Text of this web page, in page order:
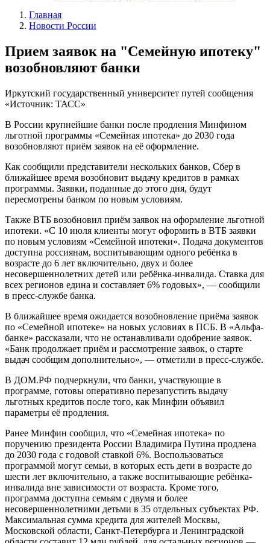
Главная
Новости России
Прием заявок на "Семейную ипотеку"
возобновляют банки
Иркутский государственный университет путей сообщения
«Источник: ТАСС»
В России крупнейшие банки после продления Минфином
льготной программы «Семейная ипотека» до 2030 года
возобновляют приём заявок на её оформление.
Как сообщили представители нескольких банков, Сбер в
ближайшее время возобновит выдачу кредитов в рамках
программы. Заявки, поданные до этого дня, будут
пересмотрены банком по новым условиям.
Также ВТБ возобновил приём заявок на оформление льготной
ипотеки. «С 10 июля клиенты могут оформить в ВТБ заявки
по новым условиям «Семейной ипотеки». Подача документов
доступна россиянам, воспитывающим одного ребёнка в
возрасте до 6 лет включительно, двух и более
несовершеннолетних детей или ребёнка-инвалида. Ставка для
всех регионов едина и составляет 6% годовых», — сообщили
в пресс-службе банка.
В ближайшее время ожидается возобновление приёма заявок
по «Семейной ипотеке» на новых условиях в ПСБ. В «Альфа-
банке» рассказали, что не останавливали одобрение заявок.
«Банк продолжает приём и рассмотрение заявок, о старте
выдач сообщим дополнительно», — отметили в пресс-службе.
В ДОМ.РФ подчеркнули, что банки, участвующие в
программе, готовы оперативно перезапустить выдачу
льготных кредитов после того, как Минфин объявил
параметры её продления.
Ранее Минфин сообщил, что «Семейная ипотека» по
поручению президента России Владимира Путина продлена
до 2030 года с годовой ставкой 6%. Воспользоваться
программой могут семьи, в которых есть дети в возрасте до
шести лет включительно, а также воспитывающие ребёнка-
инвалида вне зависимости от возраста. Кроме того,
программа доступна семьям с двумя и более
несовершеннолетними детьми в 35 отдельных субъектах РФ.
Максимальная сумма кредита для жителей Москвы,
Московской области, Санкт-Петербурга и Ленинградской